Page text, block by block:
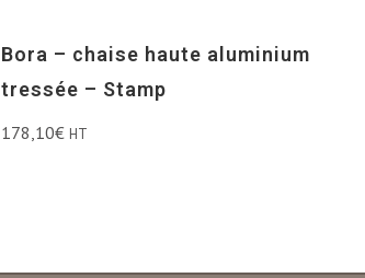
Bora – chaise haute aluminium
tressée – Stamp
178,10€ HT